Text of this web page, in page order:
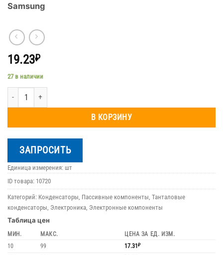
Samsung
19.23₽
27 в наличии
Количество товара TC15uF25V20%D
В КОРЗИНУ
ЗАПРОСИТЬ
Единица измерения: шт
ID товара: 10720
Категорий: Конденсаторы Пассивные компоненты Танталовые
конденсаторы Электроника Электронные компоненты
Таблица цен
МИН. МАКС.
ЦЕНА ЗА ЕД. ИЗМ.
10
99 17.31 ₽